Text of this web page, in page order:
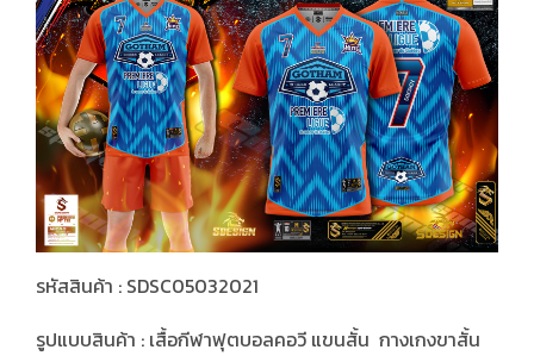
รหัสสินค้า : SDSC05032021
รูปแบบสินค้า : เสื้อกีฬาฟุตบอลคอวี แขนสั้น กางเกงขาสั้น